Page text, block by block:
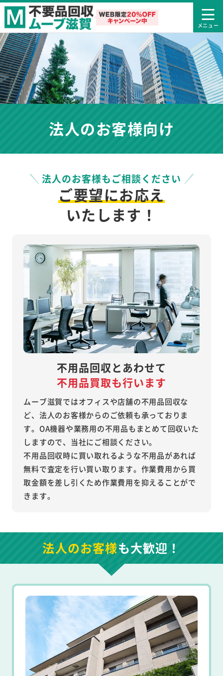
法人のお客様向け
法人のお客様もご相談ください
ご要望にお応え
いたします！
不用品回収とあわせて
不用品買取も行います
ムーブ滋賀ではオフィスや店舗の不用品回収な
ど、法人のお客様からのご依頼も承っておりま
す。OA機器や業務用の不用品もまとめて回収いた
しますので、当社にご相談ください。
不用品回収時に買い取れるような不用品があれば
無料で査定を行い買い取ります。作業費用から買
取金額を差し引くため作業費用を抑えることがで
きます。
法人のお客様も大歓迎！